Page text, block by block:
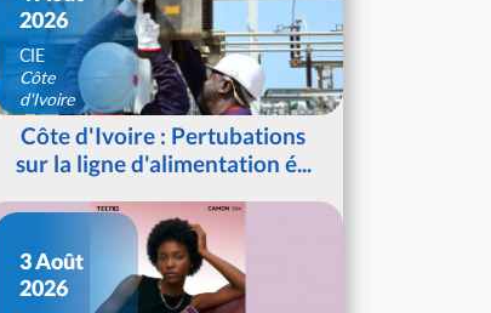
2026
CIE
Côte
d'Ivoire
Côte d'Ivoire : Pertubations
sur la ligne d'alimentation é...
3 Août
2026